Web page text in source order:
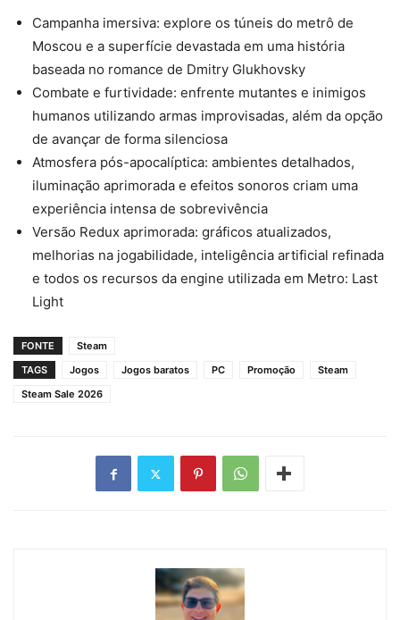
Campanha imersiva: explore os túneis do metrô de
Moscou e a superfície devastada em uma história
baseada no romance de Dmitry Glukhovsky
Combate e furtividade: enfrente mutantes e inimigos
humanos utilizando armas improvisadas, além da opção
de avançar de forma silenciosa
Atmosfera pós-apocalíptica: ambientes detalhados,
iluminação aprimorada e efeitos sonoros criam uma
experiência intensa de sobrevivência
Versão Redux aprimorada: gráficos atualizados,
melhorias na jogabilidade, inteligência artificial refinada
e todos os recursos da engine utilizada em Metro: Last
Light
FONTE
Steam
TAGS
Jogos Jogos baratos PC Promoção
Steam
Steam Sale 2026